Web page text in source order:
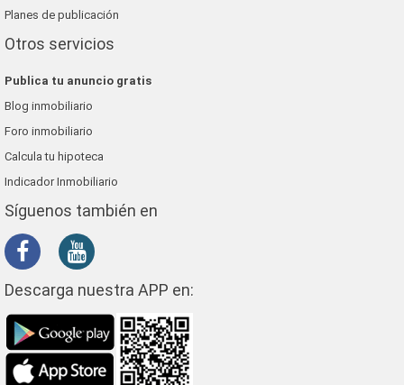
Planes de publicación
Otros servicios
Publica tu anuncio gratis
Blog inmobiliario
Foro inmobiliario
Calcula tu hipoteca
Indicador Inmobiliario
Síguenos también en
Descarga nuestra APP en: